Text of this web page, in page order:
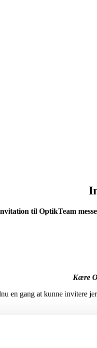
til OptikTeam
Kære
en gang at kunne invitere
kun om briller, glas og
deler erfaringer, sparrer,